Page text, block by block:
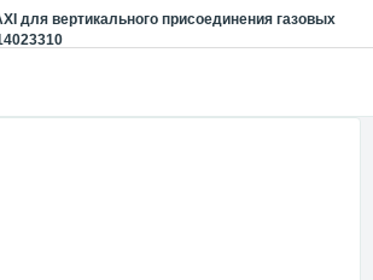
для вертикального присоединения газовых